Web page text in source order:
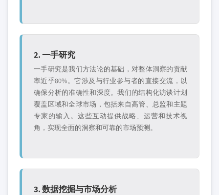
2. 一手研究
一手研究是我们方法论的基础，对整体洞察的贡献
率近乎80%。它涉及与行业参与者的直接交流，以
确保分析的准确性和深度。我们的结构化访谈计划
覆盖区域和全球市场，包括来自高管、总监和主题
专家的输入。这些互动提供战略、运营和技术视
角，实现全面的洞察和可靠的市场预测。
3. 数据挖掘与市场分析